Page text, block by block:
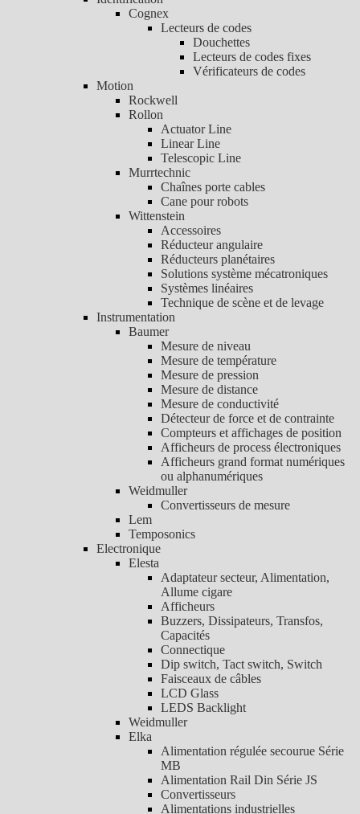
Cognex
Lecteurs de codes
Douchettes
Lecteurs de codes fixes
Vérificateurs de codes
Motion
Rockwell
Rollon
Actuator Line
Linear Line
Telescopic Line
Murrtechnic
Chaînes porte cables
Cane pour robots
Wittenstein
Accessoires
Réducteur angulaire
Réducteurs planétaires
Solutions système mécatroniques
Systèmes linéaires
Technique de scène et de levage
Instrumentation
Baumer
Mesure de niveau
Mesure de température
Mesure de pression
Mesure de distance
Mesure de conductivité
Détecteur de force et de contrainte
Compteurs et affichages de position
Afficheurs de process électroniques
Afficheurs grand format numériques
ou alphanumériques
Weidmuller
Convertisseurs de mesure
Lem
Temposonics
Electronique
Elesta
Adaptateur secteur, Alimentation,
Allume cigare
Afficheurs
Buzzers, Dissipateurs, Transfos,
Capacités
Connectique
Dip switch, Tact switch, Switch
Faisceaux de câbles
LCD Glass
LEDS Backlight
Weidmuller
Elka
Alimentation régulée secourue Série
MB
Alimentation Rail Din Série JS
Convertisseurs
Alimentations industrielles